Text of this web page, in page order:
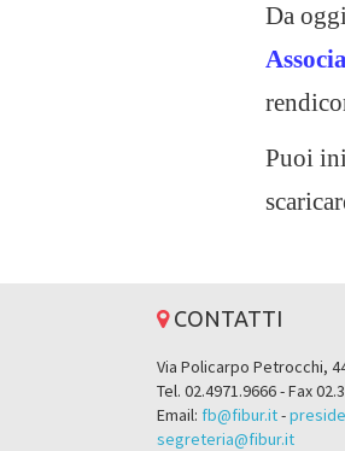
Da
Puoi
CONTATTI
Via Policarpo Petrocchi,
Tel. 02.4971.9666 - Fax
Email: fb@fibur.it-
segreteria@fibur.it